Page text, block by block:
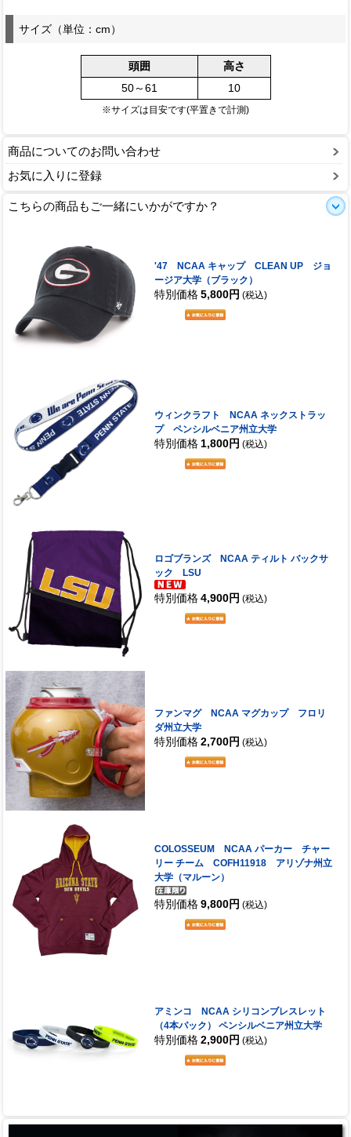
サイズ（単位：cm）
頭囲
高さ
50～61
10
※サイズは目安です(平置きで計測)
商品についてのお問い合わせ
お気に入りに登録
こちらの商品もご一緒にいかがですか？
'47 NCAA キャップ CLEAN UP ジョ
ージア大学（ブラック）
特別価格 5,800円 (税込)
ウィンクラフト NCAA ネックストラッ
プ ペンシルベニア州立大学
特別価格 1,800円 (税込)
ロゴブランズ NCAA ティルト バックサ
ック LSU
特別価格 4,900円 (税込)
ファンマグ NCAA マグカップ フロリ
ダ州立大学
特別価格 2,700円 (税込)
COLOSSEUM NCAA パーカー チャー
リー チーム COFH11918 アリゾナ州立
大学（マルーン）
特別価格 9,800円 (税込)
アミンコ NCAA シリコンブレスレット
（4本パック） ペンシルベニア州立大学
特別価格 2,900円 (税込)